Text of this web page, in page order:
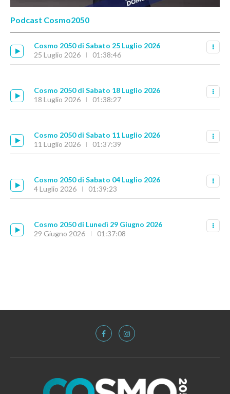
Podcast Cosmo2050
Cosmo 2050 di Sabato 25 Luglio 2026
25 Luglio 2026
01:38:46
Cosmo 2050 di Sabato 18 Luglio 2026
18 Luglio 2026
01:38:27
Cosmo 2050 di Sabato 11 Luglio 2026
11 Luglio 2026
01:37:39
Cosmo 2050 di Sabato 04 Luglio 2026
4 Luglio 2026
01:39:23
Cosmo 2050 di Lunedì 29 Giugno 2026
29 Giugno 2026
01:37:08